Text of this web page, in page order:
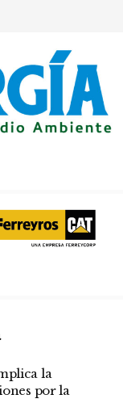
la
por la